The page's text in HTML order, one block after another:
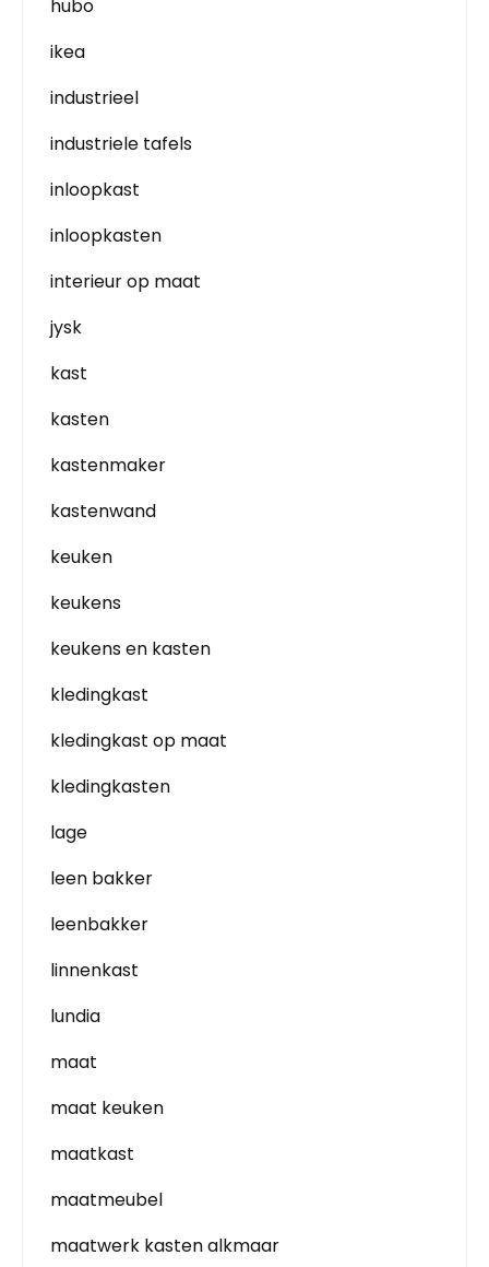
hubo
ikea
industrieel
industriele tafels
inloopkast
inloopkasten
interieur op maat
jysk
kast
kasten
kastenmaker
kastenwand
keuken
keukens
keukens en kasten
kledingkast
kledingkast op maat
kledingkasten
lage
leen bakker
leenbakker
linnenkast
lundia
maat
maat keuken
maatkast
maatmeubel
maatwerk kasten alkmaar